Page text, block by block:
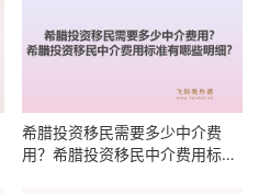
希腊投资移民需要多少中介费
用？希腊投资移民中介费用标准